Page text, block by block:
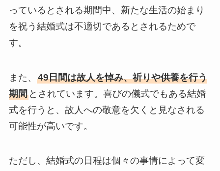
っているとされる期間中、新たな生活の始まり
を祝う結婚式は不適切であるとされるためで
す。
また、 49日間は故人を悼み、祈りや供養を行う
期間とされています。喜びの儀式でもある結婚
式を行うと、故人への敬意を欠くと見なされる
可能性が高いです。
ただし、結婚式の日程は個々の事情によって変